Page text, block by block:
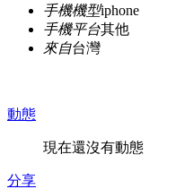
手機機型iphone
手機平台其他
來自台灣
動態
現在還沒有動態
分享